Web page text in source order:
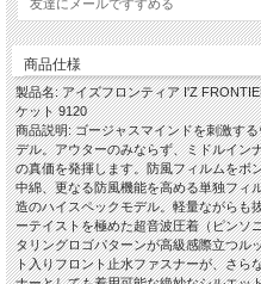
友達にメールですすめる
商品仕様
製品名: アイズフロンティア I'Z
ケット 9120
商品説明: ゴージャスマインドを刺激す
デル。アウターのみならず、ミドルイン
の真価を発揮します。防風フィルムをボ
中綿、更なる防風機能を高める単独フィ
造のハイスペックモデル。軽量ながらも
ーテイストを極めた超音波圧着（ピンソ
タリングロゴパターンが高級感際立つル
ト入りフロント止水ファスナーが、さら